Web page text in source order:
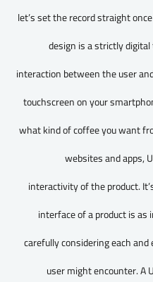
let’s set the record straight
design is a strictly
interaction between the user
touchscreen on your
what kind of coffee you want
websites and apps,
interactivity of the product.
interface of a product is
carefully considering each
user might encounter. A